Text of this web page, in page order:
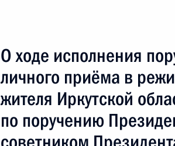
Все руководители, регионы, города и темы
О ходе исполнения
личного приёма в
жителя Иркутской
по поручению